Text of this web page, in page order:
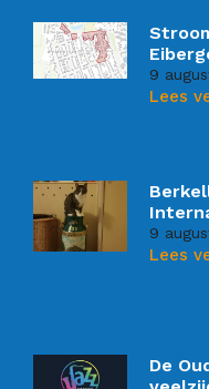
9
Lees
9
Lees
De